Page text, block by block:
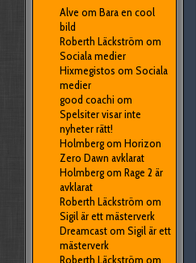
Alve om Bara en cool
bild
Roberth Läckström om
Sociala medier
Hixmegistos om Sociala
medier
good coachi om
Spelsiter visar inte
nyheter rätt!
Holmbergom Horizon
Zero Dawn avklarat
Holmbergom Rage 2 är
avklarat
Roberth Läckström om
Sigil är ett mästerverk
Dreamcastom Sigil är ett
mästerverk
Roberth Läckström om